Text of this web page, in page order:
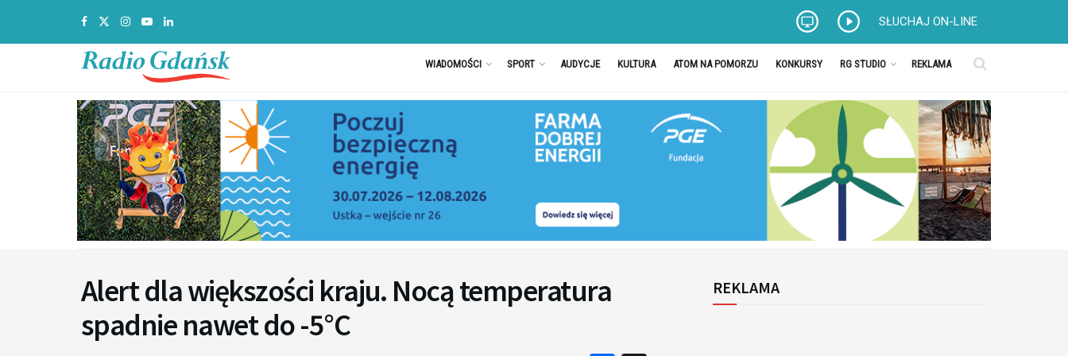
SŁUCHAJ ON-LINE
WIADOMOŚCI SPORT AUDYCJE KULTURA ATOM NA POMORZU KONKURSY RG STUDIO REKLAMA
Alert dla większości kraju. Nocą temperatura
spadnie nawet do -5°C
REKLAMA